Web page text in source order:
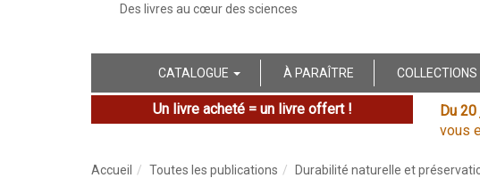
Des livres au cœur des sciences
CATALOGUE À PARAÎTRE COLLECTIONS
Un livre acheté = un livre offert ! Du
vous
Accueil Toutes les publications Durabilité naturelle et